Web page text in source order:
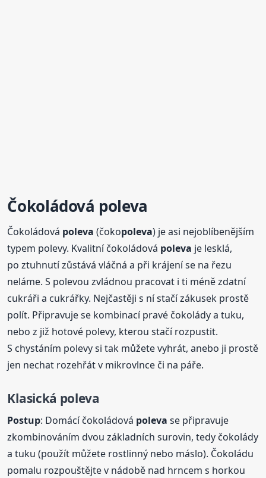
Čokoládová poleva
Čokoládová poleva (čokopoleva) je asi nejoblíbenějším
typem polevy. Kvalitní čokoládová poleva je lesklá,
po ztuhnutí zůstává vláčná a při krájení se na řezu
neláme. S polevou zvládnou pracovat i ti méně zdatní
cukráři a cukrářky. Nejčastěji s ní stačí zákusek prostě
polít. Připravuje se kombinací pravé čokolády a tuku,
nebo z již hotové polevy, kterou stačí rozpustit.
S chystáním polevy si tak můžete vyhrát, anebo ji prostě
jen nechat rozehřát v mikrovlnce či na páře.
Klasická poleva
Postup: Domácí čokoládová poleva se připravuje
zkombinováním dvou základních surovin, tedy čokolády
a tuku (použít můžete rostlinný nebo máslo). Čokoládu
pomalu rozpouštějte v nádobě nad hrncem s horkou